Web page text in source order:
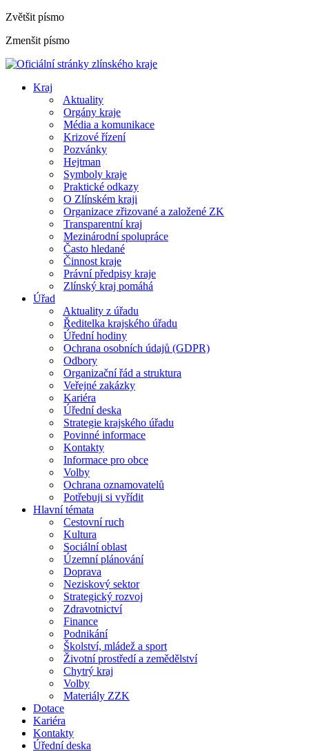
Zvětšit písmo
Zmenšit písmo
Kraj
Aktuality
Orgány kraje
Média a komunikace
Krizové řízení
Pozvánky
Hejtman
Symboly kraje
Praktické odkazy
O Zlínském kraji
Organizace zřizované a založené ZK
Transparentní kraj
Mezinárodní spolupráce
Často hledané
Činnost kraje
Právní předpisy kraje
Zlínský kraj pomáhá
Úřad
Aktuality z úřadu
Ředitelka krajského úřadu
Úřední hodiny
Ochrana osobních údajů (GDPR)
Odbory
Organizační řád a struktura
Veřejné zakázky
Kariéra
Úřední deska
Strategie krajského úřadu
Povinné informace
Kontakty
Informace pro obce
Volby
Ochrana oznamovatelů
Potřebuji si vyřídit
Hlavní témata
Cestovní ruch
Kultura
Sociální oblast
Územní plánování
Doprava
Neziskový sektor
Strategický rozvoj
Zdravotnictví
Finance
Podnikání
Školství, mládež a sport
Životní prostředí a zemědělství
Chytrý kraj
Volby
Materiály ZZK
Dotace
Kariéra
Kontakty
Úřední deska